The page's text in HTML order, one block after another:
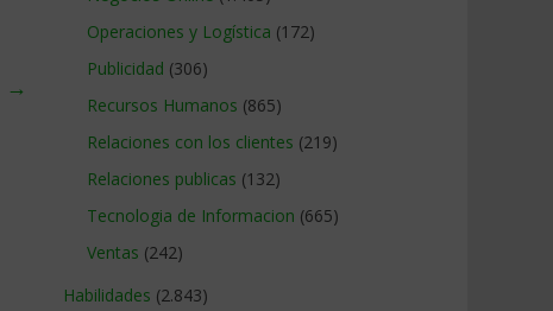
→
Operaciones y Logística (172)
Publicidad (306)
Recursos Humanos (865)
Relaciones con los clientes (219)
Relaciones publicas (132)
Tecnologia de Informacion (665)
Ventas (242)
Habilidades (2.843)